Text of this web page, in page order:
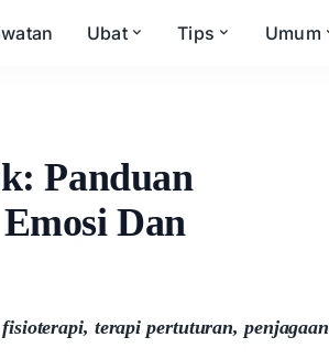
Ubat Tips Umum
Panduan
Dan
terapi pertuturan, penjagaan